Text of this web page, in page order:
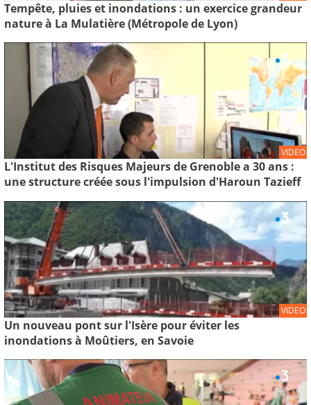
Tempête, pluies et inondations : un exercice grandeur
nature à La Mulatière (Métropole de Lyon)
VIDEO
L'Institut des Risques Majeurs de Grenoble a 30 ans :
une structure créée sous l'impulsion d'Haroun Tazieff
VIDEO
Un nouveau pont sur l'Isère pour éviter les
inondations à Moûtiers, en Savoie